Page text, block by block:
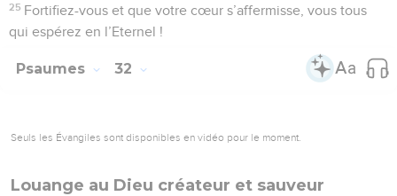
25 Fortifiez-vous et que votre cœur s’affermisse, vous tous
qui espérez en l’Eternel !
Psaumes 32
Seuls les Évangiles sont disponibles en vidéo pour le moment.
Louange au Dieu créateur et sauveur